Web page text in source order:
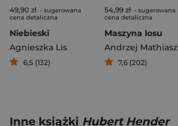
49,90 zł - sugerowana
cena detaliczna
Niebieski
Agnieszka Lis
6,5 (132)
54,99 zł - sugerowana
cena detaliczna
Maszyna losu
Andrzej Mathiasz
7,6 (202)
Inne książki Hubert Hender